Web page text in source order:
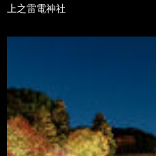
上之雷電神社